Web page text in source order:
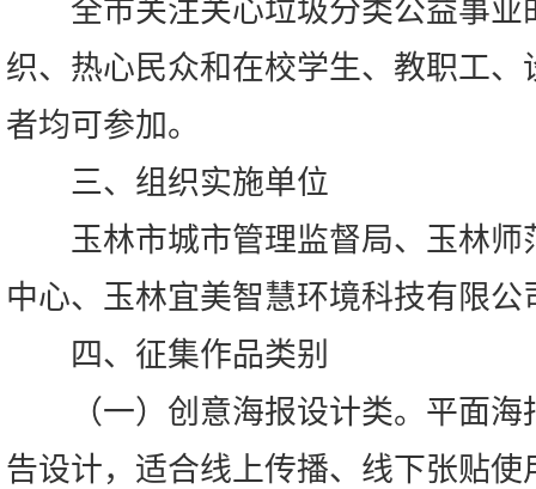
全市关注关心垃圾分类公益事业
织、热心民众和在校学生、教职工
者均可参加。
三、组织实施单位
玉林市城市管理监督局、玉林师
中心、玉林宜美智慧环境科技有限公
四、征集作品类别
（一）创意海报设计类。平面海
告设计，适合线上传播、线下张贴使